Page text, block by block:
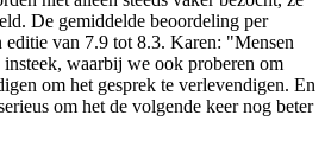
De gemiddelde beoordeling per
van 7.9 tot 8.3. Karen: "Mensen
waarbij we ook proberen om
om het gesprek te verlevendigen. En
om het de volgende keer nog beter